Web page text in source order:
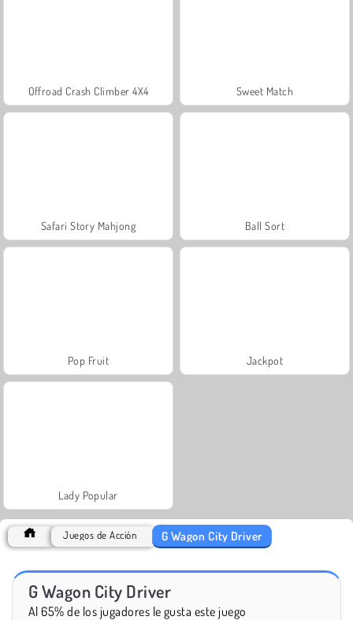
Offroad Crash Climber 4X4 Sweet Match
Safari Story Mahjong Ball Sort
Pop Fruit Jackpot
Lady Popular
Juegos de Acción G Wagon City Driver
G Wagon City Driver
Al 65% de los jugadores le gusta este juego